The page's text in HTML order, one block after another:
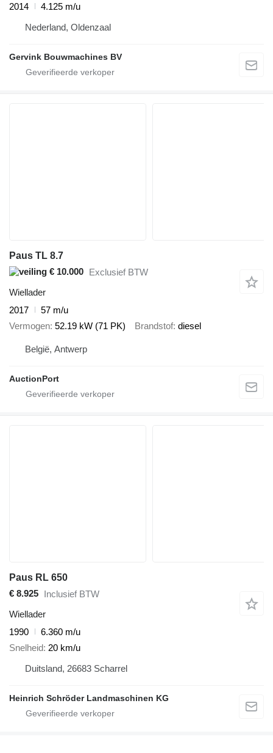
2014
4.125 m/u
Nederland, Oldenzaal
Gervink Bouwmachines BV
Paus TL 8.7
€ 10.000 Exclusief BTW
Wiellader
2017
57 m/u
Vermogen 52.19 kW (71 PK) Brandstof diesel
België, Antwerp
AuctionPort
Paus RL 650
€ 8.925 Inclusief BTW
Wiellader
1990
6.360 m/u
Snelheid 20 km/u
Duitsland, 26683 Scharrel
Heinrich Schröder Landmaschinen KG